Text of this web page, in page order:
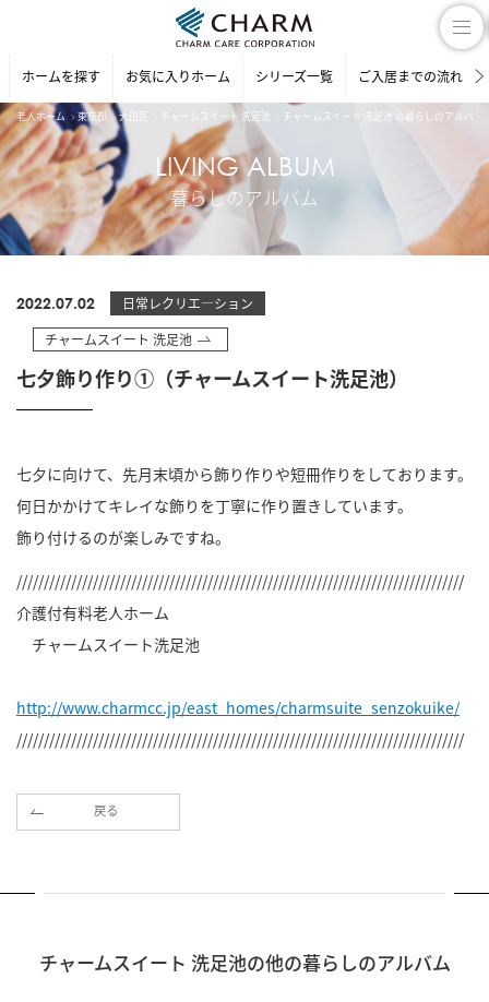
ホームを探す お気に入りホーム シリーズ一覧 ご入居までの流れ
老人ホーム 東京都 大田区 チャームスイート 洗足池 チャームスイート 洗足池 の暮らしのアルバム
LIVING ALBUM
暮らしのアルバム
2022.07.02
日常レクリエ―ション
チャームスイート 洗足池
七夕飾り作り①（チャームスイート洗足池）
七夕に向けて、先月末頃から飾り作りや短冊作りをしております。
何日かかけてキレイな飾りを丁寧に作り置きしています。
飾り付けるのが楽しみですね。
//////////////////////////////////////////////////////////////////////////////////
介護付有料老人ホーム
チャームスイート洗足池
http://www.charmcc.jp/east_homes/charmsuite_senzokuike/
//////////////////////////////////////////////////////////////////////////////////
戻る
チャームスイート 洗足池の他の暮らしのアルバム